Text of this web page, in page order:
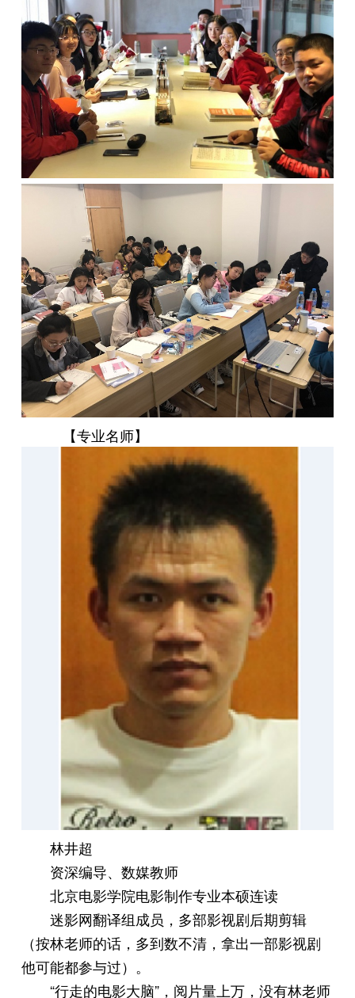
【专业名师】
林井超
资深编导、数媒教师
北京电影学院电影制作专业本硕连读
迷影网翻译组成员，多部影视剧后期剪辑
（按林老师的话，多到数不清，拿出一部影视剧
他可能都参与过）。
“行走的电影大脑”，阅片量上万，没有林老师